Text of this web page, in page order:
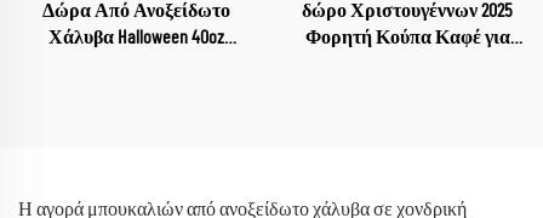
Δώρα Από Ανοξείδωτο
Χάλυβα Halloween 40oz
δώρο Χριστουγέννων 2025
Φορητή Κούπα Καφέ για
Η αγορά μπουκαλιών από ανοξείδωτο χάλυβα σε χονδρική